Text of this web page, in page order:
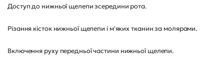
Доступ до нижньої щелепи зсередини рота.
Різання кісток нижньої щелепи і м'яких тканин за молярами.
Включення руху передньої частини нижньої щелепи.